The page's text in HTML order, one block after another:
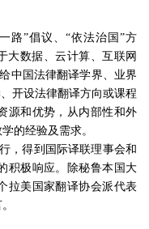
”倡议、“依法治国”方
大数据、云计算、互联网
中国法律翻译学界、业界
开设法律翻译方向或课程
源和优势，从内部性和外
的经验及需求。
，得到国际译联理事会和
积极响应。除秘鲁本国大
拉美国家翻译协会派代表